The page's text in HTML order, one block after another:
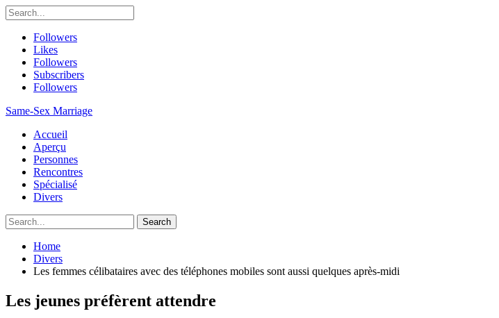
Followers
Likes
Followers
Subscribers
Followers
Same-Sex Marriage
Accueil
Aperçu
Personnes
Rencontres
Spécialisé
Divers
Home
Divers
Les femmes célibataires avec des téléphones mobiles sont aussi quelques après-midi
Les jeunes préfèrent attendre